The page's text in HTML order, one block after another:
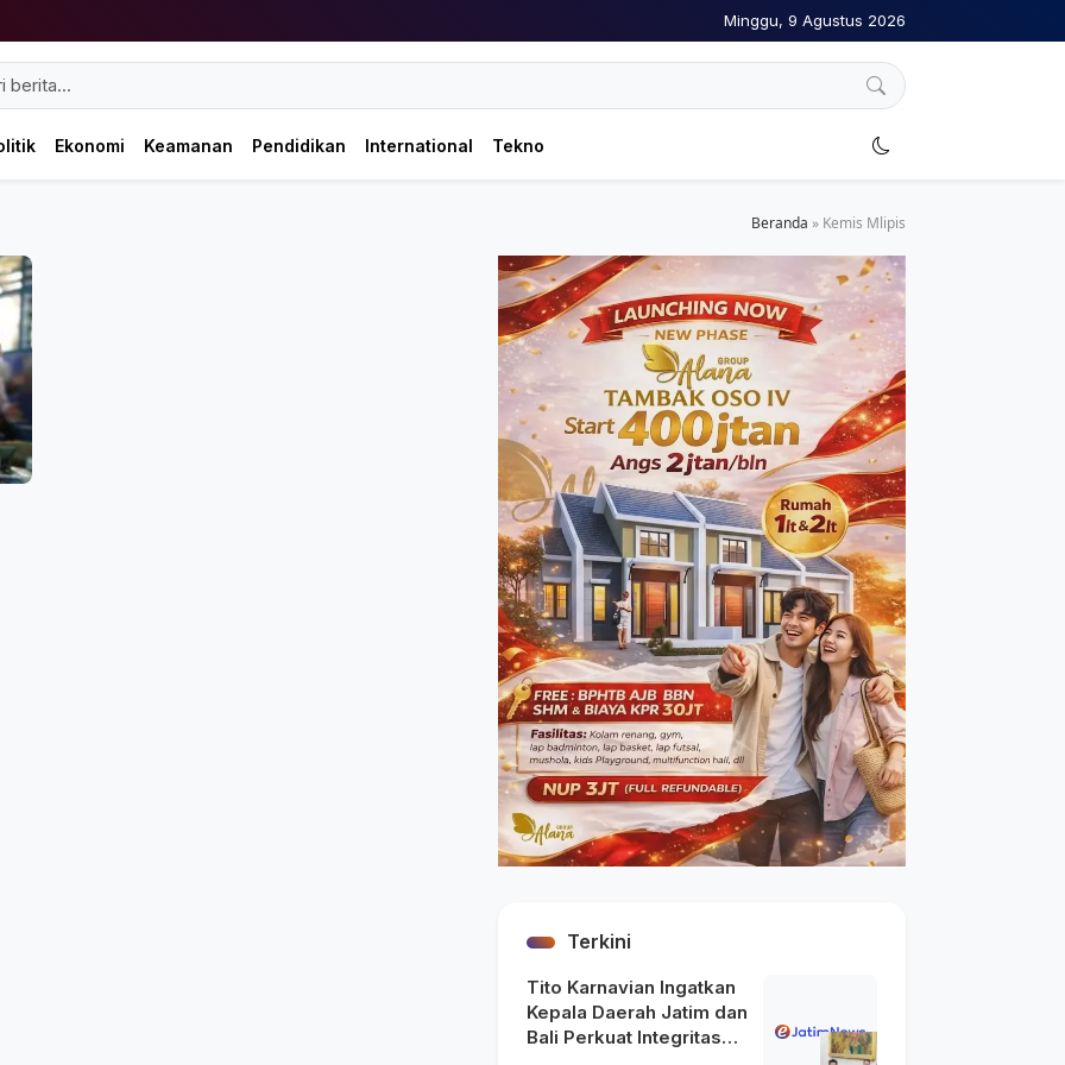
Minggu, 9 Agustus 2026
Ekonomi Keamanan Pendidikan International Tekno
Beranda » Kemis Mlipis
Terkini
Tito Karnavian Ingatkan
Kepala Daerah Jatim dan
Bali Perkuat Integritas